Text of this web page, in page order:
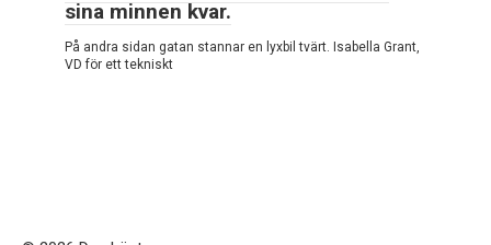
sina minnen kvar.
På andra sidan gatan stannar en lyxbil tvärt. Isabella Grant,
VD för ett tekniskt